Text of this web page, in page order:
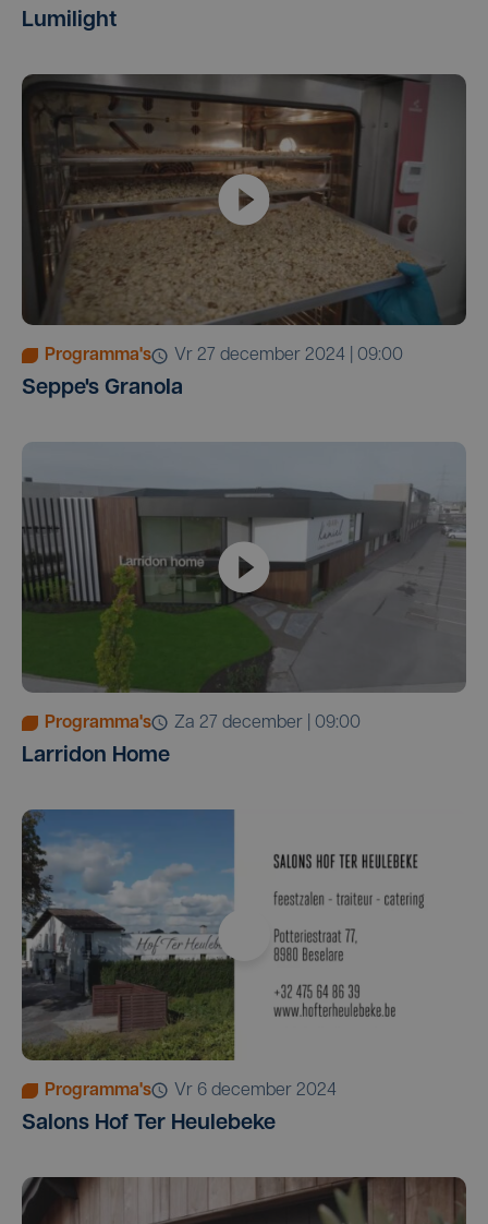
Lumilight
Programma's vr 27 december 2024 | 09:00
Seppe's Granola
Programma's za 27 december | 09:00
Larridon Home
Programma's vr 6 december 2024
Salons Hof Ter Heulebeke